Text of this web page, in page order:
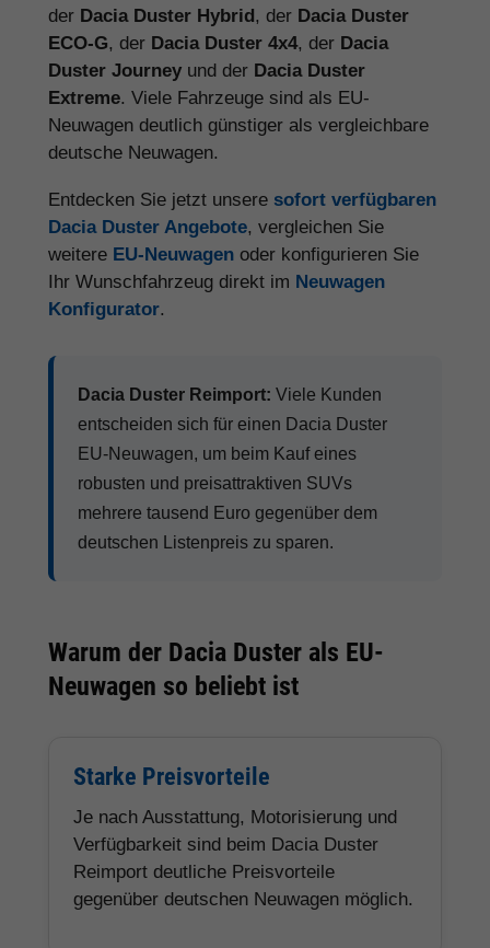
der Dacia Duster Hybrid, der Dacia Duster
ECO-G, der Dacia Duster 4x4, der Dacia
Duster Journey und der Dacia Duster
Extreme. Viele Fahrzeuge sind als EU-
Neuwagen deutlich günstiger als vergleichbare
deutsche Neuwagen.
Entdecken Sie jetzt unsere sofort verfügbaren
Dacia Duster Angebote, vergleichen Sie
weitere EU-Neuwagen oder konfigurieren Sie
Ihr Wunschfahrzeug direkt im Neuwagen
Konfigurator.
Dacia Duster Reimport: Viele Kunden
entscheiden sich für einen Dacia Duster
EU-Neuwagen, um beim Kauf eines
robusten und preisattraktiven SUVs
mehrere tausend Euro gegenüber dem
deutschen Listenpreis zu sparen.
Warum der Dacia Duster als EU-
Neuwagen so beliebt ist
Starke Preisvorteile
Je nach Ausstattung, Motorisierung und
Verfügbarkeit sind beim Dacia Duster
Reimport deutliche Preisvorteile
gegenüber deutschen Neuwagen möglich.